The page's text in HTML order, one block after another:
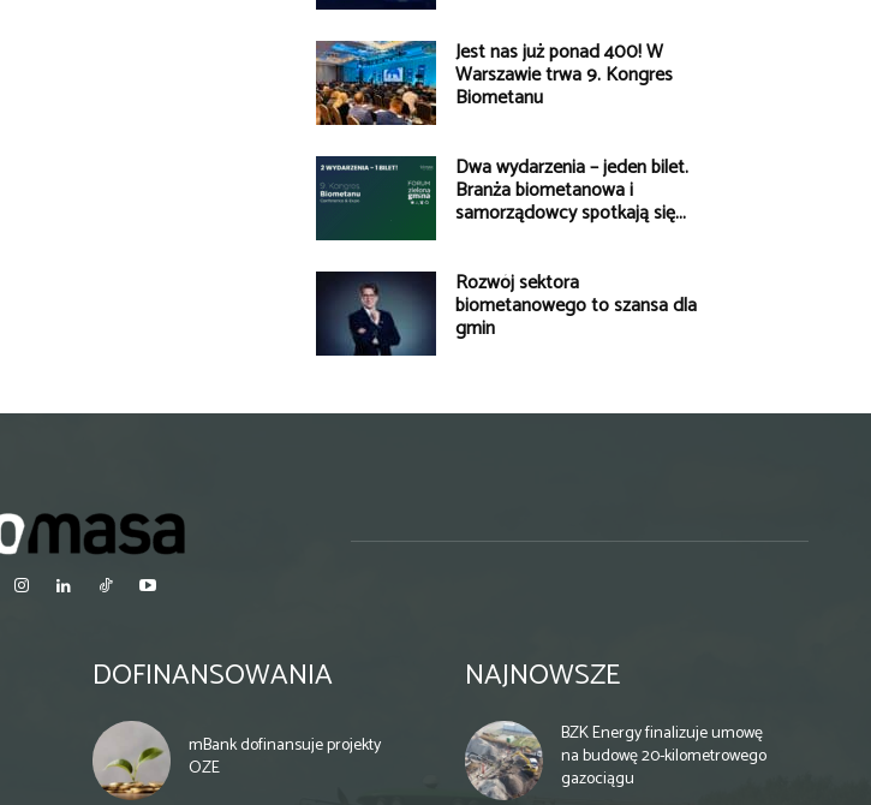
Jest nas już ponad 400! W
Warszawie trwa 9. Kongres
Biometanu
Dwa wydarzenia – jeden bilet.
Branża biometanowa i
samorządowcy spotkają się...
Rozwój sektora
biometanowego to szansa dla
gmin
DOFINANSOWANIA
mBank dofinansuje projekty
OZE
NAJNOWSZE
BZK Energy finalizuje umowę
na budowę 20-kilometrowego
gazociągu